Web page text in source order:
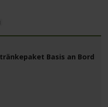
Basis an Bord